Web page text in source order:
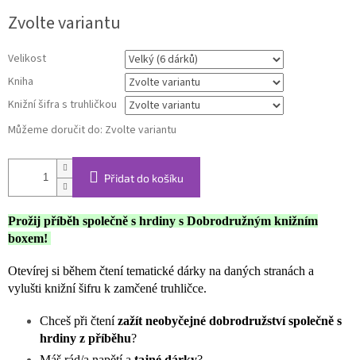
cena:
Zvolte variantu
Velikost
Kniha
Knižní šifra s truhličkou
Můžeme doručit do: Zvolte variantu
Přidat do košíku
Prožij příběh společně s hrdiny s Dobrodružným knižním
boxem!
Otevírej si během čtení tematické dárky na daných stranách a
vylušti knižní šifru k zamčené truhličce.
Chceš při čtenízažít neobyčejné dobrodružství společně s
hrdiny z příběhu?